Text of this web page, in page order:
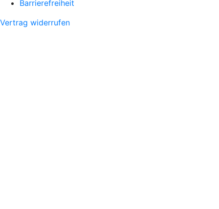
Barrierefreiheit
Vertrag widerrufen